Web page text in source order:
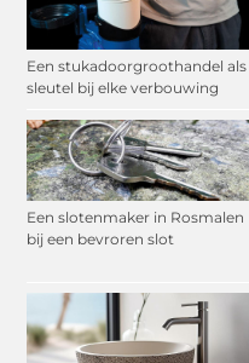
Een stukadoorgroothandel als
sleutel bij elke verbouwing
Een slotenmaker in Rosmalen
bij een bevroren slot